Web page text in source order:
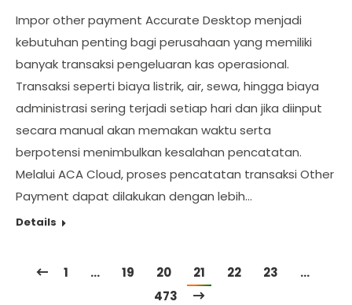
Impor other payment Accurate Desktop menjadi
kebutuhan penting bagi perusahaan yang memiliki
banyak transaksi pengeluaran kas operasional.
Transaksi seperti biaya listrik, air, sewa, hingga biaya
administrasi sering terjadi setiap hari dan jika diinput
secara manual akan memakan waktu serta
berpotensi menimbulkan kesalahan pencatatan.
Melalui ACA Cloud, proses pencatatan transaksi Other
Payment dapat dilakukan dengan lebih…
Details
1 … 19 20 21 22 23
…
473